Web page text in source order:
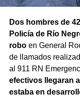
Dos hombres de
Policía de Río
roboen General
de llamados
al 911 RN
efectivos llegaran
estaba en